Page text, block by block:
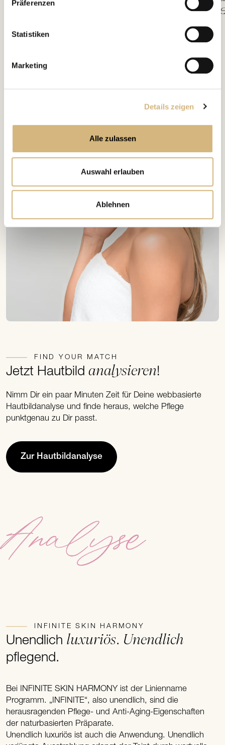
kontaktieren können und wie wir personenbezogene
Präferenzen
Statistiken
Marketing
Details zeigen
Alle zulassen
Auswahl erlauben
Ablehnen
FIND YOUR MATCH
Jetzt Hautbildanalysieren!
Nimm Dir ein paar Minuten Zeit für Deine webbasierte
Hautbildanalyse und finde heraus, welche Pflege
punktgenau zu Dir passt.
Zur Hautbildanalyse
Analyse
INFINITE SKIN HARMONY
Unendlich luxuriös. Unendlich
pflegend.
Bei INFINITE SKIN HARMONY ist der Linienname
Programm. „INFINITE“, also unendlich, sind die
herausragenden Pflege- und Anti-Aging-Eigenschaften
der naturbasierten Präparate.
Unendlich luxuriös ist auch die Anwendung. Unendlich